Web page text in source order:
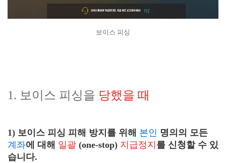
보이스 피싱
1. 보이스 피싱을 당했을 때
1) 보이스 피싱 피해 방지를 위해 본인 명의의 모든
계좌에 대해 일괄 (one-stop) 지급정지 를 신청할 수 있
습니다.